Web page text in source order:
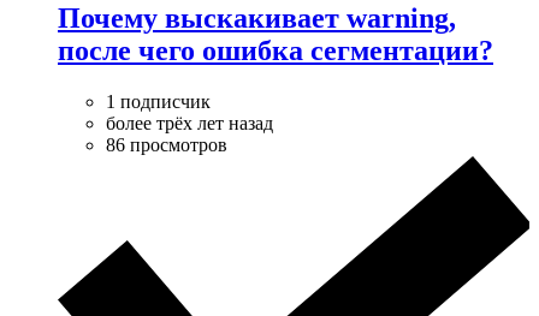
Почему выскакивает warning,
после чего ошибка сегментации?
1 подписчик
более трёх лет назад
86 просмотров